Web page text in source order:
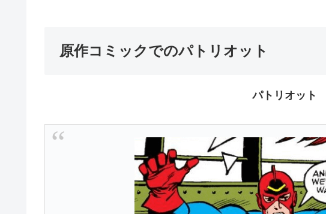
原作コミックでのパトリオット
パトリオット